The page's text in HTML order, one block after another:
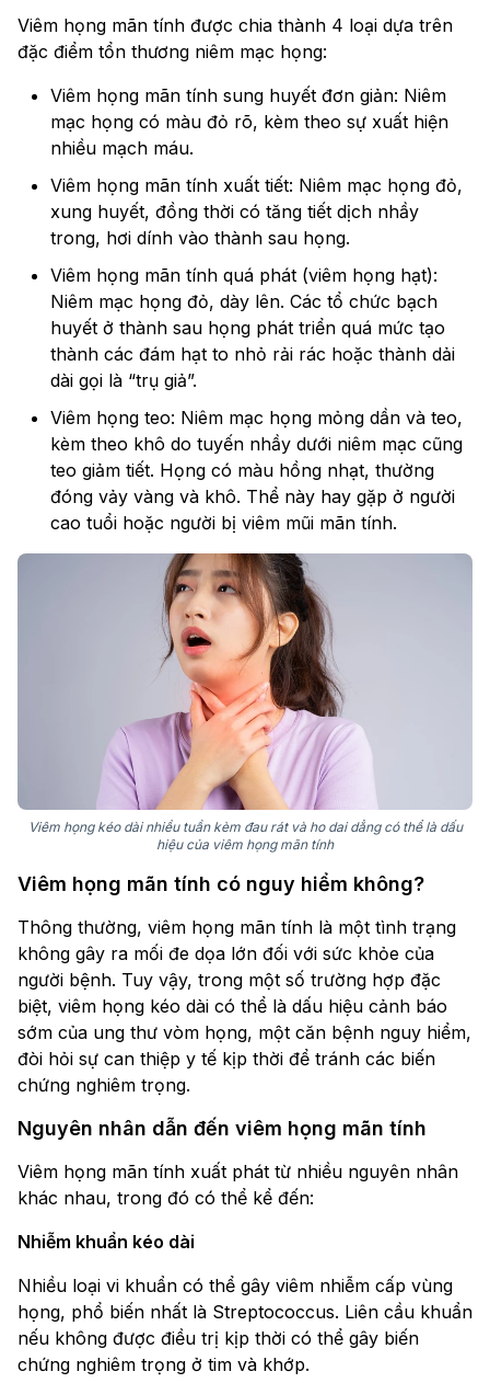
Viêm họng mãn tính được chia thành 4 loại dựa trên
đặc điểm tổn thương niêm mạc họng:
Viêm họng mãn tính sung huyết đơn giản: Niêm
mạc họng có màu đỏ rõ, kèm theo sự xuất hiện
nhiều mạch máu.
Viêm họng mãn tính xuất tiết: Niêm mạc họng đỏ,
xung huyết, đồng thời có tăng tiết dịch nhầy
trong, hơi dính vào thành sau họng.
Viêm họng mãn tính quá phát (viêm họng hạt):
Niêm mạc họng đỏ, dày lên. Các tổ chức bạch
huyết ở thành sau họng phát triển quá mức tạo
thành các đám hạt to nhỏ rải rác hoặc thành dải
dài gọi là “trụ giả”.
Viêm họng teo: Niêm mạc họng mỏng dần và teo,
kèm theo khô do tuyến nhầy dưới niêm mạc cũng
teo giảm tiết. Họng có màu hồng nhạt, thường
đóng vảy vàng và khô. Thể này hay gặp ở người
cao tuổi hoặc người bị viêm mũi mãn tính.
Viêm họng kéo dài nhiều tuần kèm đau rát và ho dai dẳng có thể là dấu
hiệu của viêm họng mãn tính
Viêm họng mãn tính có nguy hiểm không?
Thông thường, viêm họng mãn tính là một tình trạng
không gây ra mối đe dọa lớn đối với sức khỏe của
người bệnh. Tuy vậy, trong một số trường hợp đặc
biệt, viêm họng kéo dài có thể là dấu hiệu cảnh báo
sớm của ung thư vòm họng, một căn bệnh nguy hiểm,
đòi hỏi sự can thiệp y tế kịp thời để tránh các biến
chứng nghiêm trọng.
Nguyên nhân dẫn đến viêm họng mãn tính
Viêm họng mãn tính xuất phát từ nhiều nguyên nhân
khác nhau, trong đó có thể kể đến:
Nhiễm khuẩn kéo dài
Nhiều loại vi khuẩn có thể gây viêm nhiễm cấp vùng
họng, phổ biến nhất là Streptococcus. Liên cầu khuẩn
nếu không được điều trị kịp thời có thể gây biến
chứng nghiêm trọng ở tim và khớp.